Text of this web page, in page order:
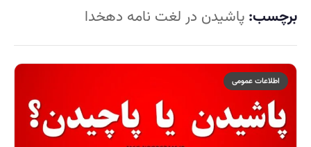
برچسب: پاشیدن در لغت نامه دهخدا
اطلاعات عمومی